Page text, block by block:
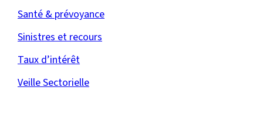
Santé & prévoyance
Sinistres et recours
Taux d’intérêt
Veille Sectorielle